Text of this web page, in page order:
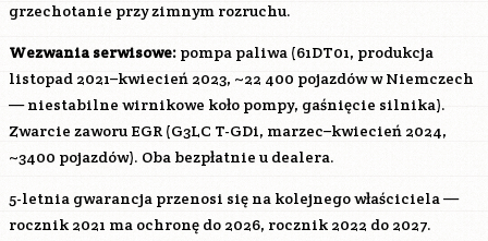
grzechotanie przy zimnym rozruchu.
Wezwania serwisowe: pompa paliwa (61DT01, produkcja
listopad 2021–kwiecień 2023, ~22 400 pojazdów w Niemczech
— niestabilne wirnikowe koło pompy, gaśnięcie silnika).
Zwarcie zaworu EGR (G3LC T-GDi, marzec–kwiecień 2024,
~3400 pojazdów). Oba bezpłatnie u dealera.
5-letnia gwarancja przenosi się na kolejnego właściciela —
rocznik 2021 ma ochronę do 2026, rocznik 2022 do 2027.